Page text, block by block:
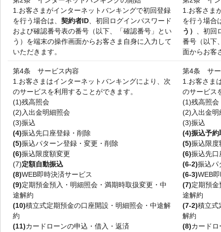
1. お客さまがインターネットバンキングで初回登録
を行う場合は、 契約者ID 、初回ログインパスワード
および確認番号表の番号（以下、「確認番号」とい
う）を端末の操作画面からお客さま自身に入力して
いただきます。
1. お客さま
を行う場合
う）
、初
番号（以下
面からお客
第4条 サービス内容
1. お客さまはインターネットバンキングにより、次
のサービスを利用することができます。
(1)残高照会
(2) 入出金明細照会
(3)振込
(4)振込先口座登録・削除
(5)振込パターン登録・変更・削除
(6)振込限度額変更
(7)定額自動振込
(8)WEB即時決済サービス
(9)定期預金預入・明細照会・満期時取扱変更・中
途解約
(10)積立式定期預金の口座開設・明細照会・中途解
約
(11)カードローンの申込・借入・返済
第4条 サー
1. お客さま
のサービス
(1)残高照会
(2) 入出金
(3)振込
(4)振込予約
(5)振込限度
(6)振込先口
(6-2)振込パ
(6-3)WEB
(7)定期預
途解約
(7-2)積立式
解約
(8)カード